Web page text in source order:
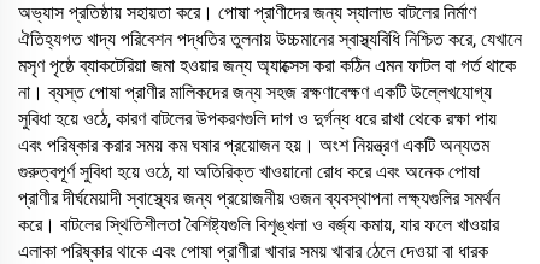
অভ্যাস প্রতিষ্ঠায় সহায়তা করে। পোষা প্রাণীদের জন্য স্যালাড বাটলের নির্মাণ
ঐতিহ্যগত খাদ্য পরিবেশন পদ্ধতির তুলনায় উচ্চমানের স্বাস্থ্যবিধি নিশ্চিত করে, যেখানে
মসৃণ পৃষ্ঠে ব্যাকটেরিয়া জমা হওয়ার জন্য অ্যাক্সেস করা কঠিন এমন ফাটল বা গর্ত থাকে
না। ব্যস্ত পোষা প্রাণীর মালিকদের জন্য সহজ রক্ষণাবেক্ষণ একটি উল্লেখযোগ্য
সুবিধা হয়ে ওঠে, কারণ বাটলের উপকরণগুলি দাগ ও দুর্গন্ধ ধরে রাখা থেকে রক্ষা পায়
এবং পরিষ্কার করার সময় কম ঘষার প্রয়োজন হয়। অংশ নিয়ন্ত্রণ একটি অন্যতম
গুরুত্বপূর্ণ সুবিধা হয়ে ওঠে, যা অতিরিক্ত খাওয়ানো রোধ করে এবং অনেক পোষা
প্রাণীর দীর্ঘমেয়াদী স্বাস্থ্যের জন্য প্রয়োজনীয় ওজন ব্যবস্থাপনা লক্ষ্যগুলির সমর্থন
করে। বাটলের স্থিতিশীলতা বৈশিষ্ট্যগুলি বিশৃঙ্খলা ও বর্জ্য কমায়, যার ফলে খাওয়ার
এলাকা পরিষ্কার থাকে এবং পোষা প্রাণীরা খাবার সময় খাবার ঠেলে দেওয়া বা ধারক